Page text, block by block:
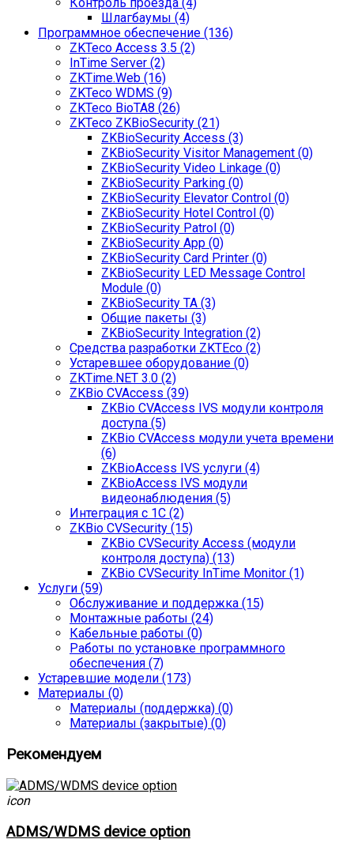
Контроль проезда (4)
Шлагбаумы (4)
Программное обеспечение (136)
ZKTeco Access 3.5 (2)
InTime Server (2)
ZKTime.Web (16)
ZKTeco WDMS (9)
ZKTeco BioTA8 (26)
ZKTeco ZKBioSecurity (21)
ZKBioSecurity Access (3)
ZKBioSecurity Visitor Management (0)
ZKBioSecurity Video Linkage (0)
ZKBioSecurity Parking (0)
ZKBioSecurity Elevator Control (0)
ZKBioSecurity Hotel Control (0)
ZKBioSecurity Patrol (0)
ZKBioSecurity App (0)
ZKBioSecurity Card Printer (0)
ZKBioSecurity LED Message Control
Module (0)
ZKBioSecurity TA (3)
Общие пакеты (3)
ZKBioSecurity Integration (2)
Средства разработки ZKTEco (2)
Устаревшее оборудование (0)
ZKTime.NET 3.0 (2)
ZKBio CVAccess (39)
ZKBio CVAccess IVS модули контроля
доступа (5)
ZKBio CVAccess модули учета времени
(6)
ZKBioAccess IVS услуги (4)
ZKBioAccess IVS модули
видеонаблюдения (5)
Интеграция с 1С (2)
ZKBio CVSecurity (15)
ZKBio CVSecurity Access (модули
контроля доступа) (13)
ZKBio CVSecurity InTime Monitor (1)
Услуги (59)
Обслуживание и поддержка (15)
Монтажные работы (24)
Кабельные работы (0)
Работы по установке программного
обеспечения (7)
Устаревшие модели (173)
Материалы (0)
Материалы (поддержка) (0)
Материалы (закрытые) (0)
Рекомендуем
icon
ADMS/WDMS device option